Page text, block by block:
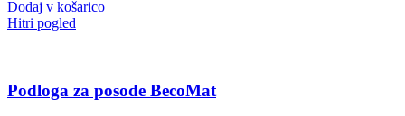
Dodaj v košarico
Hitri pogled
Podloga za posode BecoMat